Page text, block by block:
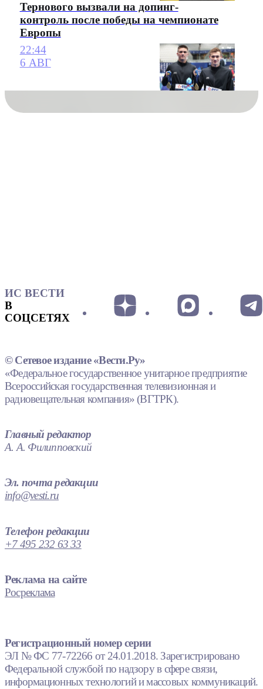
Тернового вызвали на допинг-
контроль после победы на чемпионате
Европы
22:44
6 АВГ
ИС ВЕСТИ
В
СОЦСЕТЯХ
© Сетевое издание «Вести.Ру»
«Федеральное государственное унитарное предприятие
Всероссийская государственная телевизионная и
радиовещательная компания» (ВГТРК).
Главный редактор
А. А. Филипповский
Эл. почта редакции
info@vesti.ru
Телефон редакции
+7 495 232 63 33
Реклама на сайте
Росреклама
Регистрационный номер серии
ЭЛ № ФС 77-72266 от 24.01.2018. Зарегистрировано
Федеральной службой по надзору в сфере связи,
информационных технологий и массовых коммуникаций.